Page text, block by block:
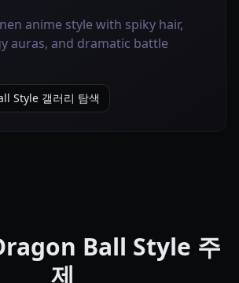
anime style with spiky hair,
auras, and dramatic battle
Style 갤러리 탐색
Ball Style 주
제